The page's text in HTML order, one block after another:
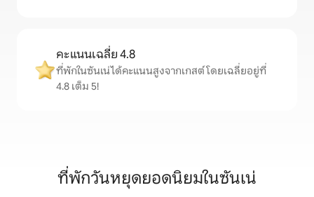
คะแนนเฉลี่ย 4.8
ที่พักในซันเน่ได้คะแนนสูงจากเกสต์ โดยเฉลี่ยอยู่ที่
4.8 เต็ม 5!
ที่พักวันหยุดยอดนิยมในซันเน่